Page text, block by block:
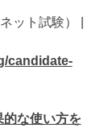
ット試験） |
candidate-
な使い方を